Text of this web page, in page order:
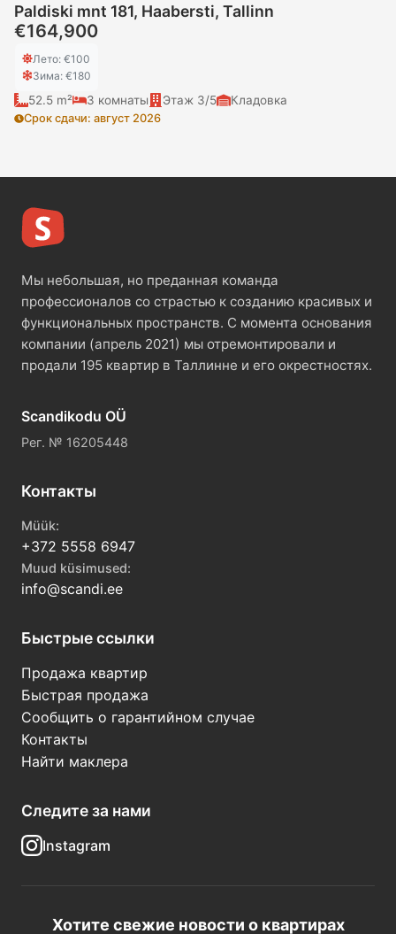
Paldiski mnt 181, Haabersti, Tallinn
€164,900
Лето: €100
Зима: €180
52.5 m² 3 комнаты Этаж 3/5 Кладовка
Срок сдачи: август 2026
Мы небольшая, но преданная команда
профессионалов со страстью к созданию красивых и
функциональных пространств. С момента основания
компании (апрель 2021) мы отремонтировали и
продали 195 квартир в Таллинне и его окрестностях.
Scandikodu OÜ
Рег. № 16205448
Контакты
Müük:
+372 5558 6947
Muud küsimused:
info@scandi.ee
Быстрые ссылки
Продажа квартир
Быстрая продажа
Сообщить о гарантийном случае
Контакты
Найти маклера
Следите за нами
Instagram
Хотите свежие новости о квартирах